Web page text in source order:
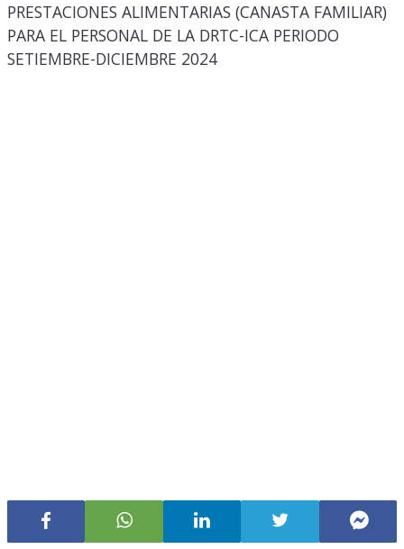
PRESTACIONES ALIMENTARIAS (CANASTA FAMILIAR)
PARA EL PERSONAL DE LA DRTC-ICA PERIODO
SETIEMBRE-DICIEMBRE 2024